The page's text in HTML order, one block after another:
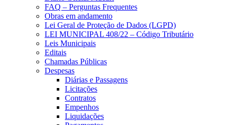
FAQ – Perguntas Frequentes
Obras em andamento
Lei Geral de Proteção de Dados (LGPD)
LEI MUNICIPAL 408/22 – Código Tributário
Leis Municipais
Editais
Chamadas Públicas
Despesas
Diárias e Passagens
Licitações
Contratos
Empenhos
Liquidações